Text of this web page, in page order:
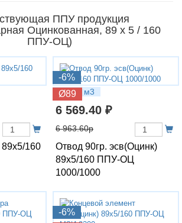
ППУ продукция
Оцинкованная, 89 х 5 / 160
ППУ-ОЦ)
160
-6%
Ø89
30 кг / м3
6 569.40 ₽
6 963.60р
Отвод 90гр. эсв(Оцинк)
89х5/160 ППУ-ОЦ
1000/1000
-6%